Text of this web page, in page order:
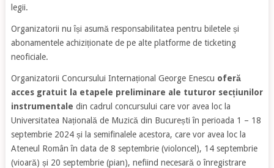
legii.
Organizatorii nu își asumă responsabilitatea pentru biletele și
abonamentele achiziționate de pe alte platforme de ticketing
neoficiale.
Organizatorii Concursului Internațional George Enescu oferă
acces gratuit la etapele preliminare ale tuturor secțiunilor
instrumentale din cadrul concursului care vor avea loc la
Universitatea Națională de Muzică din București în perioada 1 – 18
septembrie 2024 și la semifinalele acestora, care vor avea loc la
Ateneul Român în data de 8 septembrie (violoncel), 14 septembrie
(vioară) și 20 septembrie (pian), nefiind necesară o înregistrare